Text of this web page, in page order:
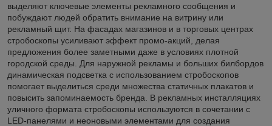
выделяют ключевые элементы рекламного сообщения и
побуждают людей обратить внимание на витрину или
рекламный щит. На фасадах магазинов и в торговых центрах
стробоскопы усиливают эффект промо-акций, делая
предложения более заметными даже в условиях плотной
городской среды. Для наружной рекламы и больших билбордов
динамическая подсветка с использованием стробоскопов
помогает выделиться среди множества статичных плакатов и
повысить запоминаемость бренда. В рекламных инсталляциях
уличного формата стробоскопы используются в сочетании с
LED-панелями и неоновыми элементами для создания